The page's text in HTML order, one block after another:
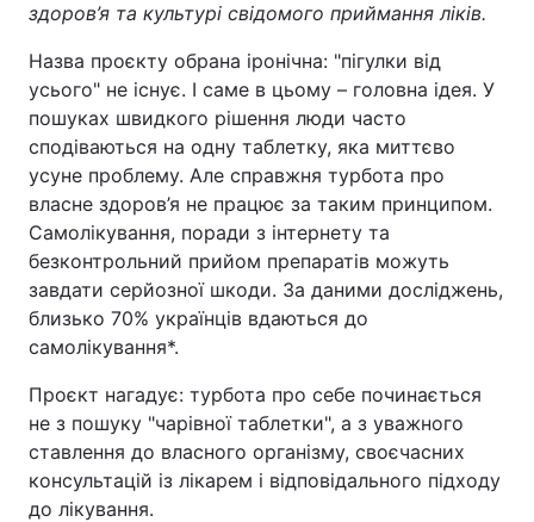
здоров’я та культурі свідомого приймання ліків.
Назва проєкту обрана іронічна: "пігулки від
усього" не існує. І саме в цьому – головна ідея. У
пошуках швидкого рішення люди часто
сподіваються на одну таблетку, яка миттєво
усуне проблему. Але справжня турбота про
власне здоров’я не працює за таким принципом.
Самолікування, поради з інтернету та
безконтрольний прийом препаратів можуть
завдати серйозної шкоди. За даними досліджень,
близько 70% українців вдаються до
самолікування*.
Проєкт нагадує: турбота про себе починається
не з пошуку "чарівної таблетки", а з уважного
ставлення до власного організму, своєчасних
консультацій із лікарем і відповідального підходу
до лікування.